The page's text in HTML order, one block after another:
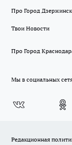
Про Город Дзержинск
Твои Новости
Про Город
Мы в социальных
Редакционная